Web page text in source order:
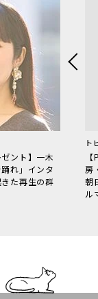
ント】一木
れ」インタ
た再生の群
ト
房
朝
ル